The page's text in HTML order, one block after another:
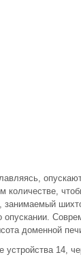
количестве,
опускании.
доменной
14,